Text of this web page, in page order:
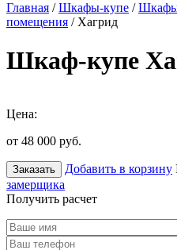
Главная /Шкафы-купе /
помещения / Хагрид
Шкаф-купе
Цена:
от 48 000 руб.
Заказать Добавить в корзину
замерщика
Получить расчет